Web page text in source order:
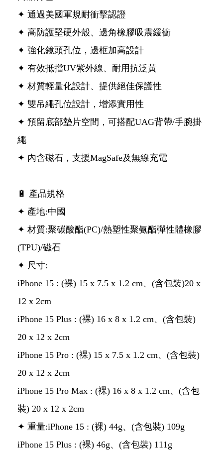
✦ 通過美國軍規耐衝擊認證
✦ 高防護堅硬外殼、邊角橡膠吸震緩衝
✦ 強化鏡頭孔位，邊框加高設計
✦ 有效抵擋UV紫外線、耐用抗泛黃
✦ 材質輕量化設計、提供絕佳保護性
✦ 雙吊繩孔位設計，增添實用性
✦ 預留底部墊片空間，可搭配UAG背帶/手腕掛
繩
✦ 內含磁石，支援MagSafe及無線充電
🔋 產品規格
✦ 產地:中國
✦ 材質:聚碳酸酯(PC)/熱塑性聚氨酯彈性體橡膠
(TPU)/磁石
✦ 尺寸:
iPhone 15 : (裸) 15 x 7.5 x 1.2 cm、(含包裝)20 x
12 x 2cm
iPhone 15 Plus : (裸) 16 x 8 x 1.2 cm、(含包裝)
20 x 12 x 2cm
iPhone 15 Pro : (裸) 15 x 7.5 x 1.2 cm、(含包裝)
20 x 12 x 2cm
iPhone 15 Pro Max : (裸) 16 x 8 x 1.2 cm、(含包
裝) 20 x 12 x 2cm
✦ 重量:iPhone 15 : (裸) 44g、(含包裝) 109g
iPhone 15 Plus : (裸) 46g、(含包裝) 111g